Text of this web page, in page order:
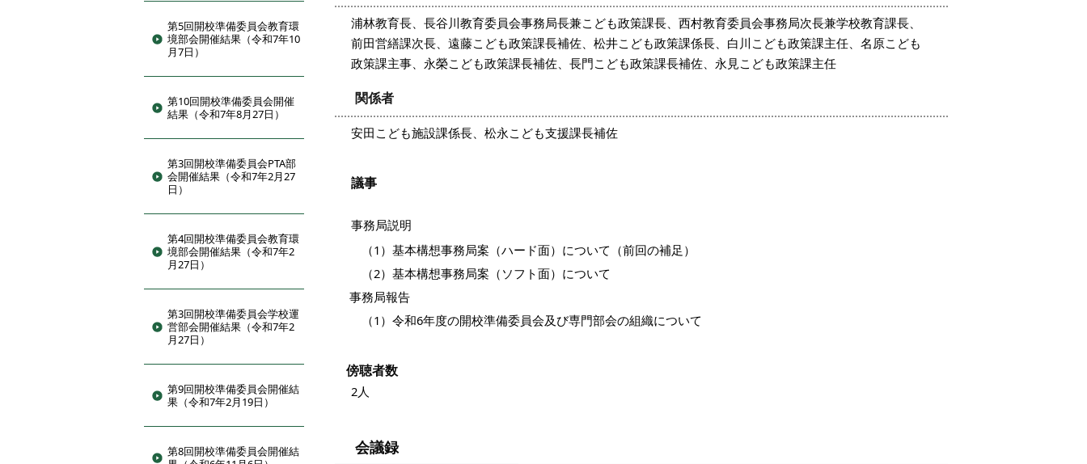
第5回開校準備委員会教育環
境部会開催結果（令和7年10
月7日）
第10回開校準備委員会開催
結果（令和7年8月27日）
第3回開校準備委員会PTA部
会開催結果（令和7年2月27
日）
第4回開校準備委員会教育環
境部会開催結果（令和7年2
月27日）
第3回開校準備委員会学校運
営部会開催結果（令和7年2
月27日）
第9回開校準備委員会開催結
果（令和7年2月19日）
第8回開校準備委員会開催結
浦林教育長、長谷川教育委員会事務局長兼こども政策課長、西村教育委員会事務局次長兼学校教育課長、
前田営繕課次長、遠藤こども政策課長補佐、松井こども政策課係長、白川こども政策課主任、名原こども
政策課主事、永榮こども政策課長補佐、長門こども政策課長補佐、永見こども政策課主任
関係者
安田こども施設課係長、松永こども支援課長補佐
議事
事務局説明
（1）基本構想事務局案（ハード面）について（前回の補足）
（2）基本構想事務局案（ソフト面）について
事務局報告
（1）令和6年度の開校準備委員会及び専門部会の組織について
傍聴者数
2人
会議録